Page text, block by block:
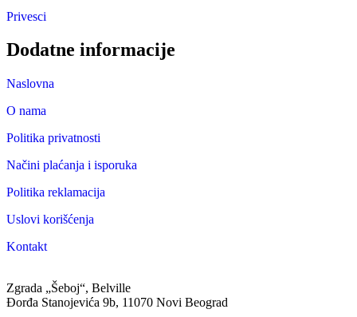
Privesci
Dodatne informacije
Naslovna
O nama
Politika privatnosti
Načini plaćanja i isporuka
Politika reklamacija
Uslovi korišćenja
Kontakt
Zgrada „Šeboj“, Belville
Đorđa Stanojevića 9b, 11070 Novi Beograd